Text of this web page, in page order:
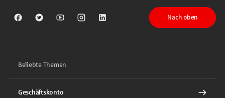
Sparkasse auf Facebook
Sparkasse auf Twitter
Sparkasse auf Youtube
Sparkasse auf Instagram
Sparkasse auf LinkedIn
Nach oben
Beliebte Themen
Geschäftskonto